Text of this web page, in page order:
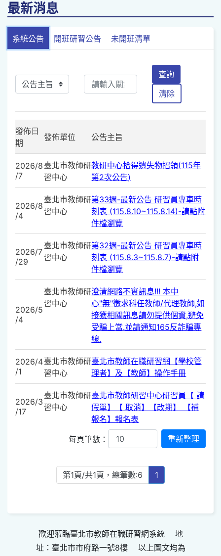
最新消息
系統公告 開班研習公告 未開班清單
查詢
清除
發佈日
期
發佈單位 公告主旨
2026/8
/7
臺北市教師研
習中心
教研中心拾得遺失物招領(115年
第2次公告)
2026/8
/4
臺北市教師研
習中心
第33週-最新公告 研習員專車時
刻表 (115.8.10~115.8.14)-請點附
件檔瀏覽
2026/7
/29
臺北市教師研
習中心
第32週-最新公告 研習員專車時
刻表 (115.8.3~115.8.7)-請點附
件檔瀏覽
2026/5
/4
臺北市教師研
習中心
澄清網路不實訊息!!! 本中
心"無"徵求科任教師/代理教師,如
接獲相關訊息請勿提供個資,避免
受騙上當.並請通知165反詐騙專
線.
2026/4
/1
臺北市教師研
習中心
臺北市教師在職研習網【學校管
理者】及【教師】操作手冊
2026/3
/17
臺北市教師研
習中心
臺北市教師研習中心研習員【 請
假單】【 取消】【改期】 【補
報名】報名表
每頁筆數：
第1頁/共1頁，總筆數:6 1
歡迎蒞臨臺北市教師在職研習網系統 地
址：臺北市市府路一號8樓 以上圖文均為